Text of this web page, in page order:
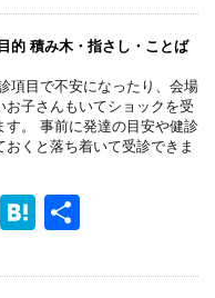
e
n
a
的 積み木・指さし・ことば
項目で不安になったり、会場
お子さんもいてショックを受
す。 事前に発達の目安や健診
くと落ち着いて受診できま
Li
H
e